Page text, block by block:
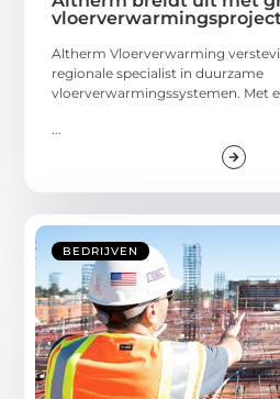
Altherm Vloerverwarming
regionale specialist in duurzame
vloerverwarmingssystemen. Met
BEDRIJVEN